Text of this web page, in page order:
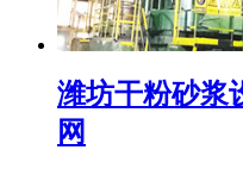
潍坊干粉砂浆
网